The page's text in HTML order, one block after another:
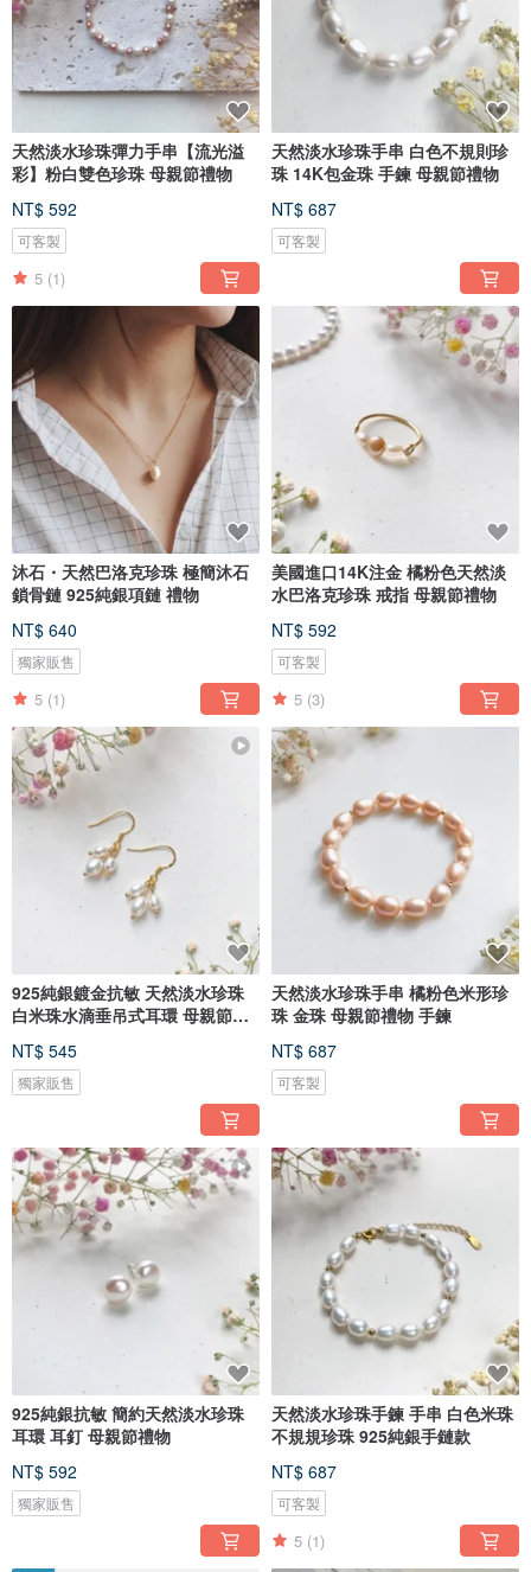
天然淡水珍珠彈力手串【流光溢
彩】粉白雙色珍珠 母親節禮物
NT$ 592
可客製
5 (1)
天然淡水珍珠手串 白色不規則珍
珠 14K包金珠 手鍊 母親節禮物
NT$ 687
可客製
沐石・天然巴洛克珍珠 極簡沐石
鎖骨鏈 925純銀項鏈 禮物
NT$ 640
獨家販售
5 (1)
美國進口14K注金 橘粉色天然淡
水巴洛克珍珠 戒指 母親節禮物
NT$ 592
可客製
5 (3)
925純銀鍍金抗敏 天然淡水珍珠
白米珠水滴垂吊式耳環 母親節禮
NT$ 545
獨家販售
天然淡水珍珠手串 橘粉色米形珍
珠 金珠 母親節禮物 手鍊
NT$ 687
可客製
925純銀抗敏 簡約天然淡水珍珠
耳環 耳釘 母親節禮物
NT$ 592
獨家販售
天然淡水珍珠手鍊 手串 白色米珠
不規規珍珠 925純銀手鏈款
NT$ 687
可客製
5 (1)